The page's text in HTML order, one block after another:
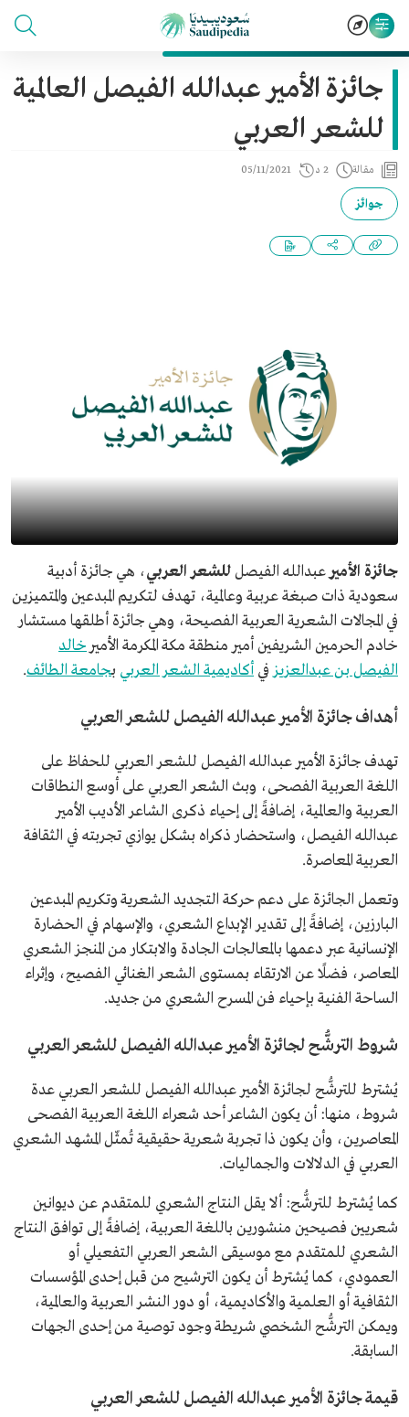
جائزة الأمير عبدالله الفيصل العالمية
للشعر العربي
مقالة 2 د 05/11/2021
جوائز
جائزة الأمير عبدالله الفيصلللشعر العربي، هي جائزة أدبية
سعودية ذات صبغة عربية وعالمية، تهدف لتكريم المبدعين والمتميزين
في المجالات الشعرية العربية الفصيحة، وهي جائزة أطلقها مستشار
خادم الحرمين الشريفين أمير منطقة مكة المكرمة الأمير خالد
الفيصل بن عبدالعزيز في أكاديمية الشعر العربي بجامعة الطائف.
أهداف جائزة الأمير عبدالله الفيصل للشعر العربي
تهدف جائزة الأمير عبدالله الفيصل للشعر العربي للحفاظ على
اللغة العربية الفصحى، وبث الشعر العربي على أوسع النطاقات
العربية والعالمية، إضافةً إلى إحياء ذكرى الشاعر الأديب الأمير
عبدالله الفيصل، واستحضار ذكراه بشكل يوازي تجربته في الثقافة
العربية المعاصرة.
وتعمل الجائزة على دعم حركة التجديد الشعرية وتكريم المبدعين
البارزين، إضافةً إلى تقدير الإبداع الشعري، والإسهام في الحضارة
الإنسانية عبر دعمها بالمعالجات الجادة والابتكار من المنجز الشعري
المعاصر، فضلًا عن الارتقاء بمستوى الشعر الغنائي الفصيح، وإثراء
الساحة الفنية بإحياء فن المسرح الشعري من جديد.
شروط الترشُّح لجائزة الأمير عبدالله الفيصل للشعر العربي
يُشترط للترشُّح لجائزة الأمير عبدالله الفيصل للشعر العربي عدة
شروط، منها: أن يكون الشاعر أحد شعراء اللغة العربية الفصحى
المعاصرين، وأن يكون ذا تجربة شعرية حقيقية تُمثّل المشهد الشعري
العربي في الدلالات والجماليات.
كما يُشترط للترشُّح: ألا يقل النتاج الشعري للمتقدم عن ديوانين
شعريين فصيحين منشورين باللغة العربية، إضافةً إلى توافق النتاج
الشعري للمتقدم مع موسيقى الشعر العربي التفعيلي أو
العمودي، كما يُشترط أن يكون الترشيح من قبل إحدى المؤسسات
الثقافية أو العلمية والأكاديمية، أو دور النشر العربية والعالمية،
ويمكن الترشُّح الشخصي شريطة وجود توصية من إحدى الجهات
السابقة.
قيمة جائزة الأمير عبدالله الفيصل للشعر العربي